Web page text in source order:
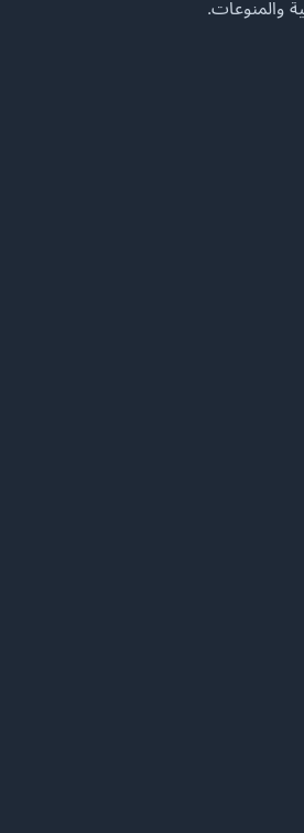
والمنوعات.